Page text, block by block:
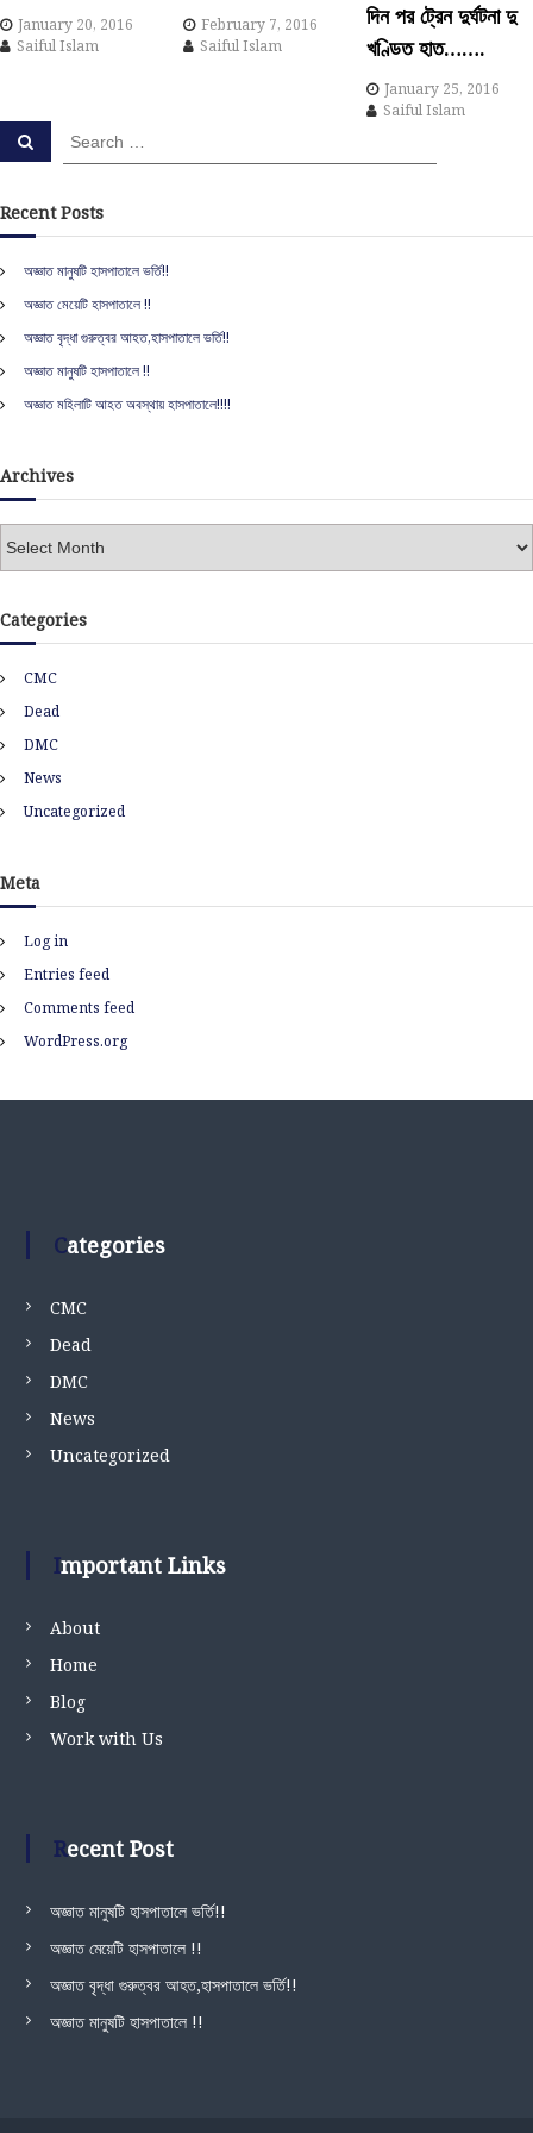
t
i
o
n
January 20, 2016
Saiful Islam
February 7, 2016
Saiful Islam
দিন পর ট্রেন দুর্ঘটনা দু
খণ্ডিত হাত…….
January 25, 2016
Saiful Islam
e
r
c
f
o
r
S
h
Recent Posts
অজ্ঞাত মানুষটি হাসপাতালে ভর্তি!!
অজ্ঞাত মেয়েটি হাসপাতালে !!
অজ্ঞাত বৃদ্ধা গুরুত্বর আহত,হাসপাতালে ভর্তি!!
অজ্ঞাত মানুষটি হাসপাতালে !!
অজ্ঞাত মহিলাটি আহত অবস্থায় হাসপাতালে!!!!
Archives
h
e
s
Categories
CMC
Dead
DMC
News
Uncategorized
Meta
Log in
Entries feed
Comments feed
WordPress.org
Categories
CMC
Dead
DMC
News
Uncategorized
Important Links
About
Home
Blog
Work with Us
Recent Post
অজ্ঞাত মানুষটি হাসপাতালে ভর্তি!!
অজ্ঞাত মেয়েটি হাসপাতালে !!
অজ্ঞাত বৃদ্ধা গুরুত্বর আহত,হাসপাতালে ভর্তি!!
অজ্ঞাত মানুষটি হাসপাতালে !!